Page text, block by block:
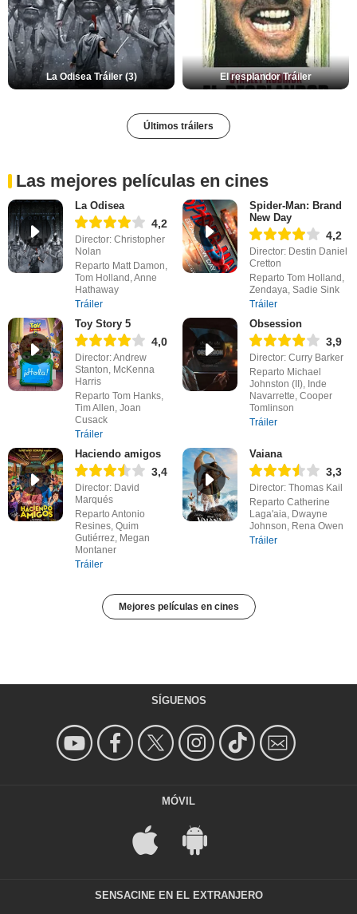
La Odisea Tráiler (3) El resplandor Tráiler
Últimos tráilers
Las mejores películas en cines
La Odisea
4,2
Director: Christopher
Nolan
Reparto Matt Damon,
Tom Holland, Anne
Hathaway
Tráiler
Spider-Man: Brand
New Day
4,2
Director: Destin Daniel
Cretton
Reparto Tom Holland,
Zendaya, Sadie Sink
Tráiler
Toy Story 5
4,0
Director: Andrew
Stanton, McKenna
Harris
Reparto Tom Hanks,
Tim Allen, Joan
Cusack
Tráiler
Obsession
3,9
Director: Curry Barker
Reparto Michael
Johnston (II), Inde
Navarrette, Cooper
Tomlinson
Tráiler
Haciendo amigos
3,4
Director: David
Marqués
Reparto Antonio
Resines, Quim
Gutiérrez, Megan
Montaner
Tráiler
Vaiana
3,3
Director: Thomas Kail
Reparto Catherine
Laga'aia, Dwayne
Johnson, Rena Owen
Tráiler
Mejores películas en cines
SÍGUENOS
MÓVIL
SENSACINE EN EL EXTRANJERO